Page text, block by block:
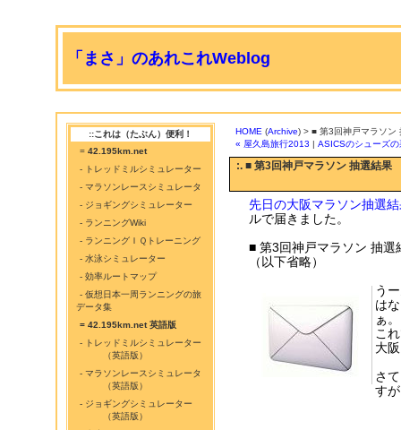
「まさ」のあれこれWeblog
::これは（たぶん）便利！
= 42.195km.net
- トレッドミルシミュレーター
- マラソンレースシミュレータ
- ジョギングシミュレーター
- ランニングWiki
- ランニングＩＱトレーニング
- 水泳シミュレーター
- 効率ルートマップ
- 仮想日本一周ランニングの旅
データ集
= 42.195km.net 英語版
- トレッドミルシミュレーター
（英語版）
- マラソンレースシミュレータ
（英語版）
- ジョギングシミュレーター
（英語版）
HOME (Archive) > ■ 第3回神戸マラソン
« 屋久島旅行2013 | ASICSのシューズ
:. ■ 第3回神戸マラソン 抽選結果
先日の大阪マラソン抽選
ルで届きました。
■ 第3回神戸マラソン 抽
（以下省略）
う
は
ぁ。
こ
大
さ
す